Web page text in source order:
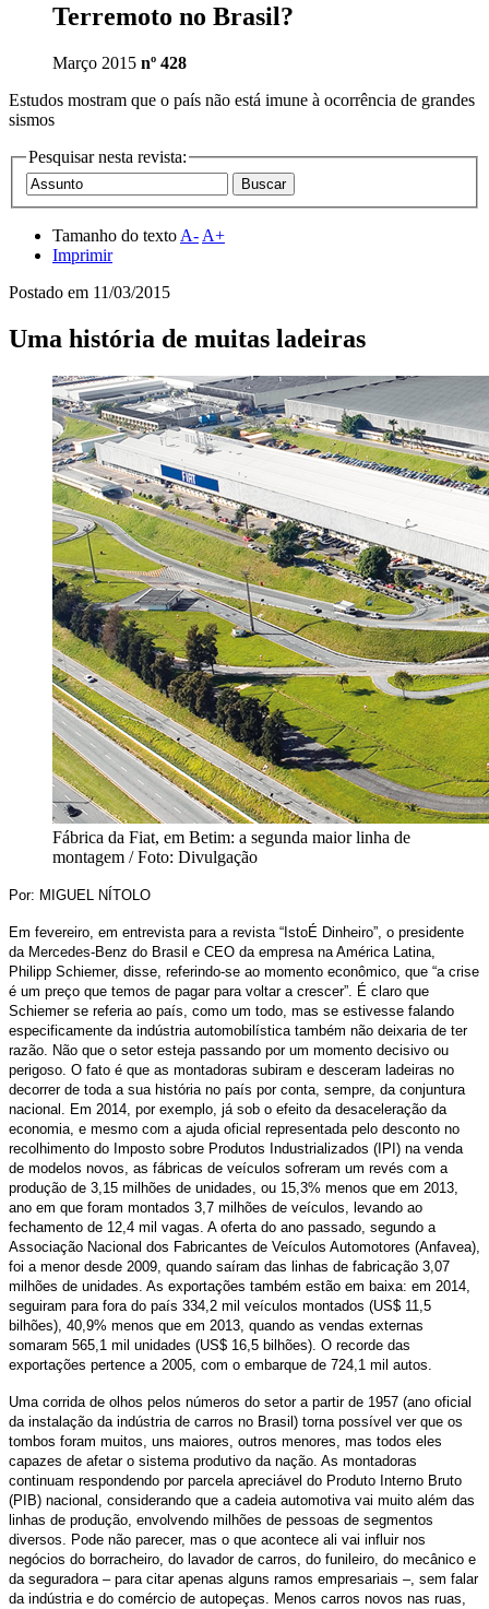
Terremoto no Brasil?
Março 2015 nº 428
Estudos mostram que o país não está imune à ocorrência de grandes
sismos
Pesquisar nesta revista:
Tamanho do texto A- A+
Imprimir
Postado em 11/03/2015
Uma história de muitas ladeiras
Fábrica da Fiat, em Betim: a segunda maior linha de
montagem / Foto: Divulgação
Por: MIGUEL NÍTOLO
Em fevereiro, em entrevista para a revista “IstoÉ Dinheiro”, o presidente
da Mercedes-Benz do Brasil e CEO da empresa na América Latina,
Philipp Schiemer, disse, referindo-se ao momento econômico, que “a crise
é um preço que temos de pagar para voltar a crescer”. É claro que
Schiemer se referia ao país, como um todo, mas se estivesse falando
especificamente da indústria automobilística também não deixaria de ter
razão. Não que o setor esteja passando por um momento decisivo ou
perigoso. O fato é que as montadoras subiram e desceram ladeiras no
decorrer de toda a sua história no país por conta, sempre, da conjuntura
nacional. Em 2014, por exemplo, já sob o efeito da desaceleração da
economia, e mesmo com a ajuda oficial representada pelo desconto no
recolhimento do Imposto sobre Produtos Industrializados (IPI) na venda
de modelos novos, as fábricas de veículos sofreram um revés com a
produção de 3,15 milhões de unidades, ou 15,3% menos que em 2013,
ano em que foram montados 3,7 milhões de veículos, levando ao
fechamento de 12,4 mil vagas. A oferta do ano passado, segundo a
Associação Nacional dos Fabricantes de Veículos Automotores (Anfavea),
foi a menor desde 2009, quando saíram das linhas de fabricação 3,07
milhões de unidades. As exportações também estão em baixa: em 2014,
seguiram para fora do país 334,2 mil veículos montados (US$ 11,5
bilhões), 40,9% menos que em 2013, quando as vendas externas
somaram 565,1 mil unidades (US$ 16,5 bilhões). O recorde das
exportações pertence a 2005, com o embarque de 724,1 mil autos.
Uma corrida de olhos pelos números do setor a partir de 1957 (ano oficial
da instalação da indústria de carros no Brasil) torna possível ver que os
tombos foram muitos, uns maiores, outros menores, mas todos eles
capazes de afetar o sistema produtivo da nação. As montadoras
continuam respondendo por parcela apreciável do Produto Interno Bruto
(PIB) nacional, considerando que a cadeia automotiva vai muito além das
linhas de produção, envolvendo milhões de pessoas de segmentos
diversos. Pode não parecer, mas o que acontece ali vai influir nos
negócios do borracheiro, do lavador de carros, do funileiro, do mecânico e
da seguradora – para citar apenas alguns ramos empresariais –, sem falar
da indústria e do comércio de autopeças. Menos carros novos nas ruas,